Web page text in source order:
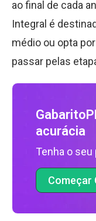
ao final de cada
Integral é
médio ou opta
passar pelas
acurácia
Tenha o
Começar